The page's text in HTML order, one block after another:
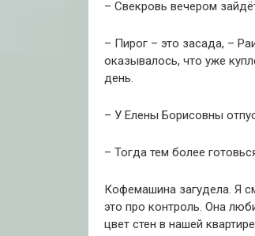
– Свекровь вечером
– Пирог – это засада, –
оказывалось, что уже
день.
– У Елены Борисовны
– Тогда тем более
Кофемашина загудела. Я
это про контроль. Она
цвет стен в нашей